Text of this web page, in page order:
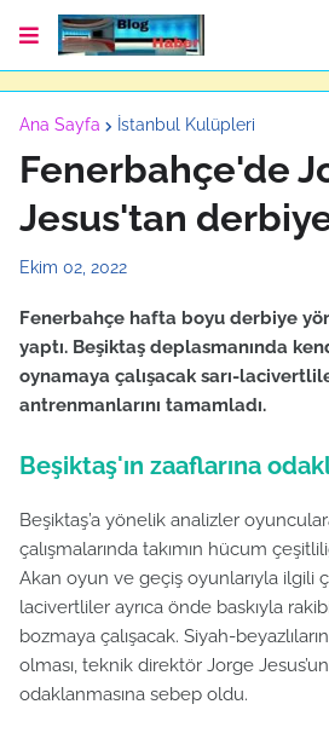
Ana Sayfa İstanbul Kulüpleri
Fenerbahçe'de
Jesus'tan
Ekim 02, 2022
Fenerbahçe hafta boyu derbiye
yaptı. Beşiktaş deplasmanında
oynamaya çalışacak sarı-
antrenmanlarını tamamladı.
Beşiktaş'ın zaaflarına
Beşiktaş’a yönelik analizler
çalışmalarında takımın hücum
Akan oyun ve geçiş oyunlarıyla ilgili
lacivertliler ayrıca önde baskıyla
bozmaya çalışacak. Siyah-
olması, teknik direktör Jorge
odaklanmasına sebep oldu.